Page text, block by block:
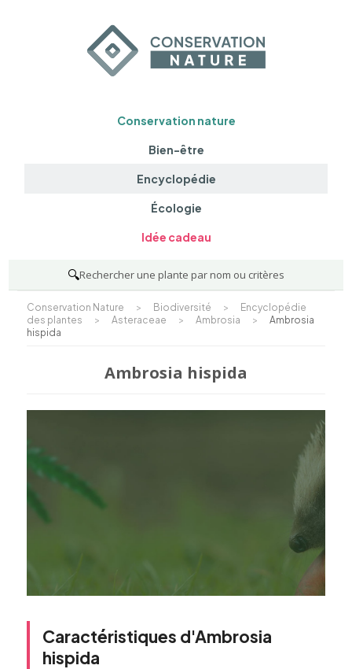
Conservation nature
Bien-être
Encyclopédie
Écologie
Idée cadeau
🔍Rechercher une plante par nom ou critères
Conservation Nature > Biodiversité >
Encyclopédie
des plantes
> Asteraceae > Ambrosia >
Ambrosia
hispida
Ambrosia hispida
Caractéristiques d'Ambrosia
hispida